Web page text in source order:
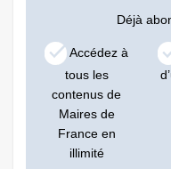
Déjà
Accédez à
tous les
contenus de
Maires de
France en
illimité